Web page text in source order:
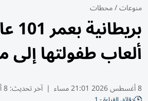
منوعات/محطات
ألعاب طفولتها
8 أغسطس 2026 21:01 مساء | آخر تحديث:8 أغسطس 21:05 2026